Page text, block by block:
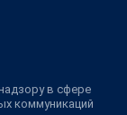
в сфере
коммуникаций